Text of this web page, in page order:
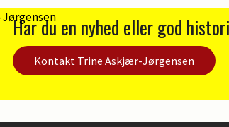
Har du en nyhed eller god
Kontakt Trine Askjær-Jørgensen